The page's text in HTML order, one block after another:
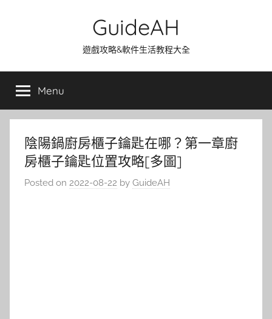
GuideAH
遊戲攻略&軟件生活教程大全
Menu
陰陽鍋廚房櫃子鑰匙在哪？第一章廚
房櫃子鑰匙位置攻略[多圖]
Posted on 2022-08-22 by GuideAH